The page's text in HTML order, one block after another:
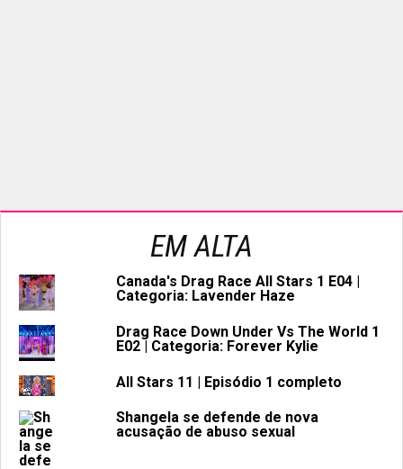
EM ALTA
Canada's Drag Race All Stars 1 E04 |
Categoria: Lavender Haze
Drag Race Down Under Vs The World 1
E02 | Categoria: Forever Kylie
All Stars 11 | Episódio 1 completo
Shangela se defende de nova
acusação de abuso sexual